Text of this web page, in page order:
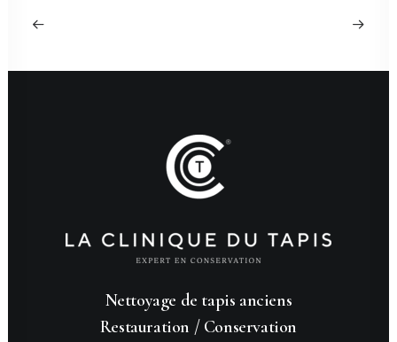
Nettoyage de tapis anciens
Restauration / Conservation